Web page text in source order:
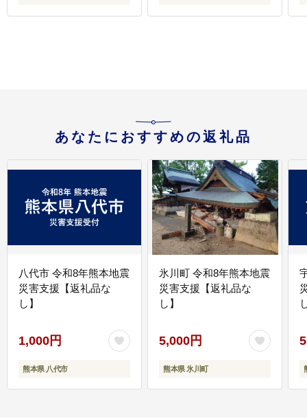
あなたにおすすめの返礼品
八代市 令和8年熊本地震
災害支援【返礼品な
し】
1,000円
熊本県 八代市
氷川町 令和8年熊本地震
災害支援【返礼品な
し】
5,000円
熊本県 氷川町